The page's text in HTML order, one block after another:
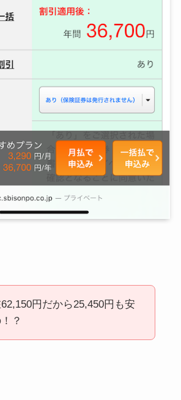
円だから25,450円も安
？